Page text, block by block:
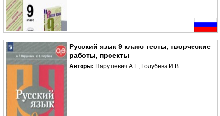
Русский язык 9 класс тесты, творческие
работы, проекты
Авторы: Нарушевич А.Г., Голубева И.В.